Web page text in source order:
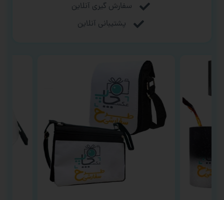
سفارش گیری آنلاین
پشتیبانی آنلاین